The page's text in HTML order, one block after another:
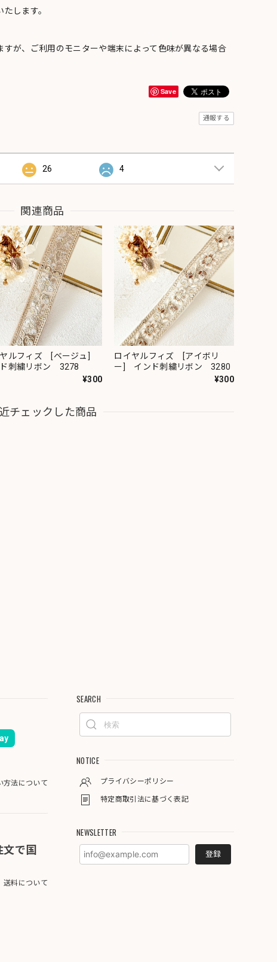
します。
が、ご利用のモニターや端末によって色味が異なる場合
Save
通報する
26 4
関連商品
ヤルフィズ [ベージュ]
刺繍リボン 3278
¥300
ロイヤルフィズ [アイボリ
ー] インド刺繍リボン 3280
¥300
チェックした商品
方法について
で国
送料について
SEARCH
NOTICE
プライバシーポリシー
特定商取引法に基づく表記
NEWSLETTER
登録